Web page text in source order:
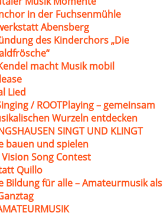
in der Fuchsenmühle
Abensberg
des Kinderchors „Die
macht Musik mobil
Lied
/ ROOTPlaying – gemeinsam
Wurzeln entdecken
SINGT UND KLINGT
bauen und spielen
Song Contest
Quillo
Bildung für alle – Amateurmusik als